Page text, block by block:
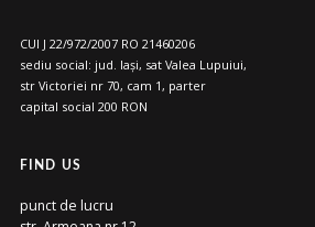
CUI J 22/972/2007 RO 21460206
sediu social: jud. Iași, sat Valea Lupuiui,
str Victoriei nr 70, cam 1, parter
capital social 200 RON
FIND US
punct de lucru